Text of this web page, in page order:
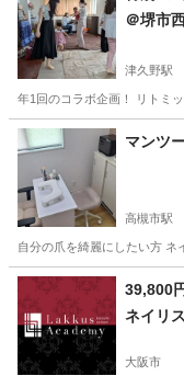
＠堺市
津久野駅
年1回のコラボ企画！ リトミ
大阪 堺市 マンツ
高槻市駅
自分の爪を綺麗にしたい方 ネ
大阪 高槻市 高槻市
39,800
ネイリ
大阪市